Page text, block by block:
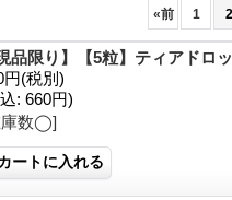
«前 1 2
現品限り】【5粒】ティアドロ
円(税別)
: 660円)
庫数◯]